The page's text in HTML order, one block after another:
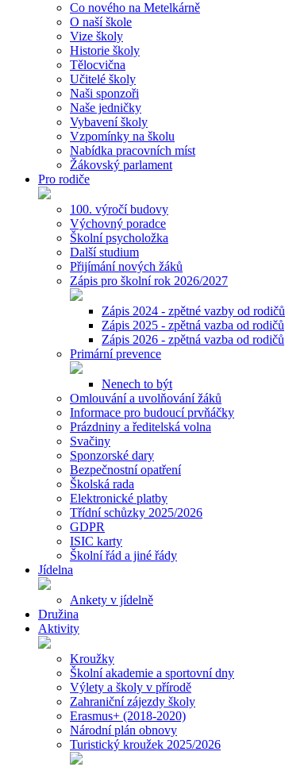
Co nového na Metelkárně
O naší škole
Vize školy
Historie školy
Tělocvična
Učitelé školy
Naši sponzoři
Naše jedničky
Vybavení školy
Vzpomínky na školu
Nabídka pracovních míst
Žákovský parlament
Pro rodiče
100. výročí budovy
Výchovný poradce
Školní psycholožka
Další studium
Přijímání nových žáků
Zápis pro školní rok 2026/2027
Zápis 2024 - zpětné vazby od rodičů
Zápis 2025 - zpětná vazba od rodičů
Zápis 2026 - zpětná vazba od rodičů
Primární prevence
Nenech to být
Omlouvání a uvolňování žáků
Informace pro budoucí prvňáčky
Prázdniny a ředitelská volna
Svačiny
Sponzorské dary
Bezpečnostní opatření
Školská rada
Elektronické platby
Třídní schůzky 2025/2026
GDPR
ISIC karty
Školní řád a jiné řády
Jídelna
Ankety v jídelně
Družina
Aktivity
Kroužky
Školní akademie a sportovní dny
Výlety a školy v přírodě
Zahraniční zájezdy školy
Erasmus+ (2018-2020)
Národní plán obnovy
Turistický kroužek 2025/2026